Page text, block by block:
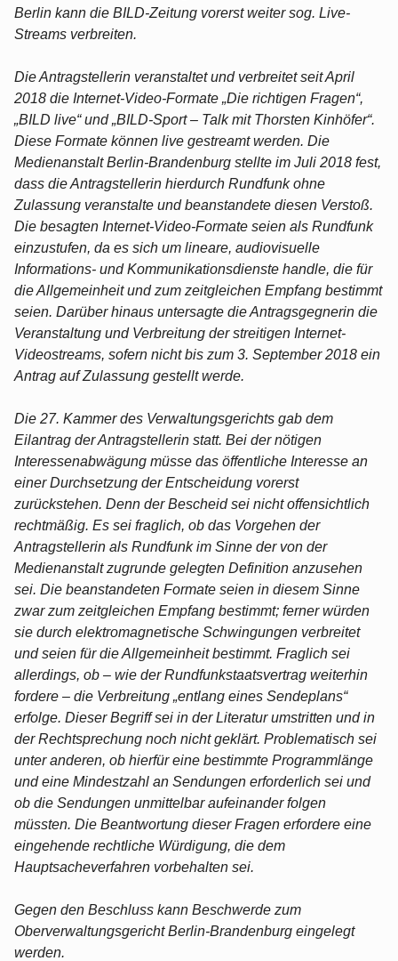
Berlin kann die BILD-Zeitung vorerst weiter sog. Live-
Streams verbreiten.
Die Antragstellerin veranstaltet und verbreitet seit April
2018 die Internet-Video-Formate „Die richtigen Fragen“,
„BILD live“ und „BILD-Sport – Talk mit Thorsten Kinhöfer“.
Diese Formate können live gestreamt werden. Die
Medienanstalt Berlin-Brandenburg stellte im Juli 2018 fest,
dass die Antragstellerin hierdurch Rundfunk ohne
Zulassung veranstalte und beanstandete diesen Verstoß.
Die besagten Internet-Video-Formate seien als Rundfunk
einzustufen, da es sich um lineare, audiovisuelle
Informations- und Kommunikationsdienste handle, die für
die Allgemeinheit und zum zeitgleichen Empfang bestimmt
seien. Darüber hinaus untersagte die Antragsgegnerin die
Veranstaltung und Verbreitung der streitigen Internet-
Videostreams, sofern nicht bis zum 3. September 2018 ein
Antrag auf Zulassung gestellt werde.
Die 27. Kammer des Verwaltungsgerichts gab dem
Eilantrag der Antragstellerin statt. Bei der nötigen
Interessenabwägung müsse das öffentliche Interesse an
einer Durchsetzung der Entscheidung vorerst
zurückstehen. Denn der Bescheid sei nicht offensichtlich
rechtmäßig. Es sei fraglich, ob das Vorgehen der
Antragstellerin als Rundfunk im Sinne der von der
Medienanstalt zugrunde gelegten Definition anzusehen
sei. Die beanstandeten Formate seien in diesem Sinne
zwar zum zeitgleichen Empfang bestimmt; ferner würden
sie durch elektromagnetische Schwingungen verbreitet
und seien für die Allgemeinheit bestimmt. Fraglich sei
allerdings, ob – wie der Rundfunkstaatsvertrag weiterhin
fordere – die Verbreitung „entlang eines Sendeplans“
erfolge. Dieser Begriff sei in der Literatur umstritten und in
der Rechtsprechung noch nicht geklärt. Problematisch sei
unter anderen, ob hierfür eine bestimmte Programmlänge
und eine Mindestzahl an Sendungen erforderlich sei und
ob die Sendungen unmittelbar aufeinander folgen
müssten. Die Beantwortung dieser Fragen erfordere eine
eingehende rechtliche Würdigung, die dem
Hauptsacheverfahren vorbehalten sei.
Gegen den Beschluss kann Beschwerde zum
Oberverwaltungsgericht Berlin-Brandenburg eingelegt
werden.